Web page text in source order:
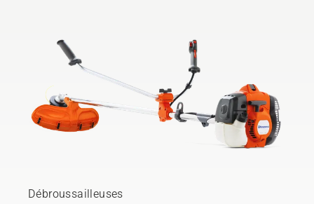
Débroussailleuses